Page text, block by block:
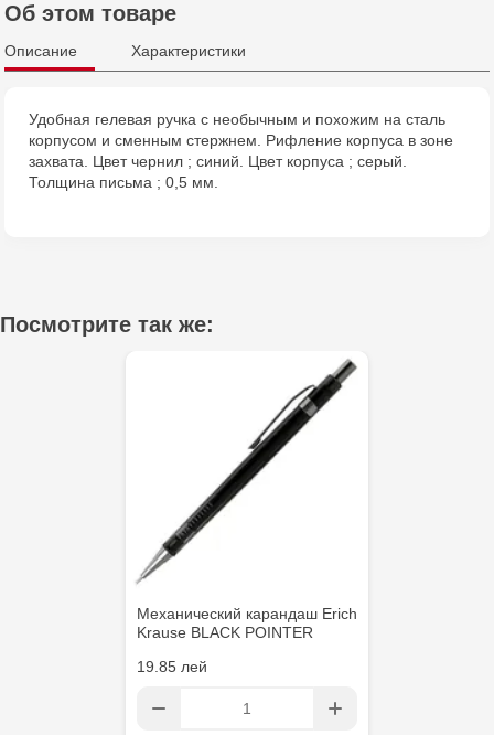
Crafti Botanica - bd. Decebal, 139
Crafti Buiucani - str. Alba Iulia, 77/18
Crafti Ciocana - str. Alecu Russo, 61/6
Multistore Poșta Veche - str. Socoleni, 7
Multistore Centru - bd. Cantemir, 6
Crafti Comrat - str Pobeda,48
Crafti Centru - bd. Ștefan cel Mare și Sfânt,
Crafti Ciocana - bd. Mircea cel Bătrân,17/3
Crafti Buiucani - str. Ion Creangă, 68/1
Об этом товаре
Описание Характеристики
Удобная гелевая ручка с необычным и похожим на сталь
корпусом и сменным стержнем. Рифление корпуса в зоне
захвата. Цвет чернил ; синий. Цвет корпуса ; серый.
Толщина письма ; 0,5 мм.
Посмотрите так же:
Механический карандаш Erich
Krause BLACK POINTER
19.85 лей